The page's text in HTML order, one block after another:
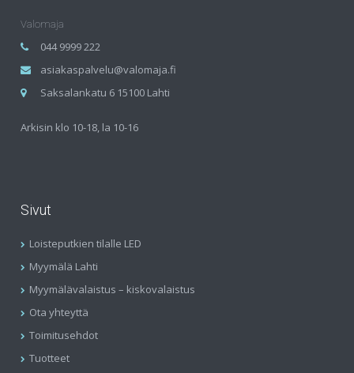
Valomaja
044 9999 222
asiakaspalvelu@valomaja.fi
Saksalankatu 6 15100 Lahti
Arkisin klo 10-18, la 10-16
Sivut
Loisteputkien tilalle LED
Myymälä Lahti
Myymälävalaistus – kiskovalaistus
Ota yhteyttä
Toimitusehdot
Tuotteet